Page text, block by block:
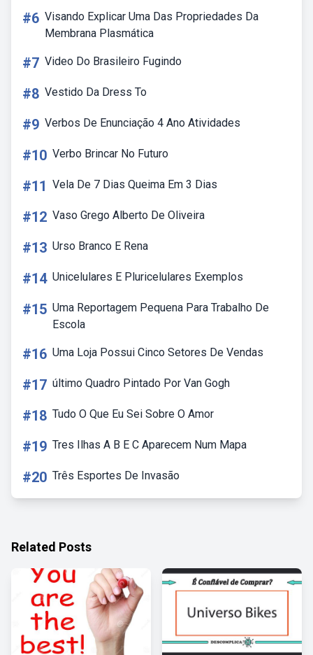
#6 Visando Explicar Uma Das Propriedades Da
Membrana Plasmática
#7 Video Do Brasileiro Fugindo
#8 Vestido Da Dress To
#9 Verbos De Enunciação 4 Ano Atividades
#10 Verbo Brincar No Futuro
#11 Vela De 7 Dias Queima Em 3 Dias
#12 Vaso Grego Alberto De Oliveira
#13 Urso Branco E Rena
#14 Unicelulares E Pluricelulares Exemplos
#15 Uma Reportagem Pequena Para Trabalho De
Escola
#16 Uma Loja Possui Cinco Setores De Vendas
#17 último Quadro Pintado Por Van Gogh
#18 Tudo O Que Eu Sei Sobre O Amor
#19 Tres Ilhas A B E C Aparecem Num Mapa
#20 Três Esportes De Invasão
Related Posts